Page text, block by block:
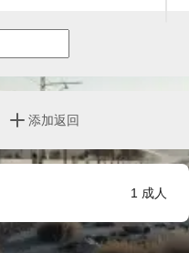
添加返回
1 成人